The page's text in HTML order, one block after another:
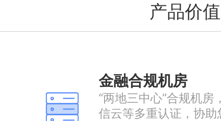
产品价值
金融合规机房
“两地三中心”合规机
信云等多重认证，协